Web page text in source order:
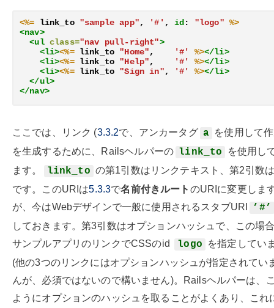
<%= link_to "sample app", '#' , id : "logo" %>
<nav>
<ul class="nav pull-right">
<li><%= link_to "Home", '#' %></li>
<li><%= link_to "Help", '#' %></li>
<li><%= link_to "Sign in", '#' %></li>
</ul>
</nav>
ここでは、リンク (3.3.2で、アンカータグ a を使用して
を生成するために、Railsヘルパーの link_to
を使用し
ます。
link_to の第1引数はリンクテキスト、第2引数
です。このURIは5.3.3で名前付きルート のURIに変更しま
が、今はWebデザインで一般に使用されるスタブURI
’#’
しておきます。第3引数はオプションハッシュで、この場
サンプルアプリのリンクでCSSのid
logo
を指定してい
(他の3つのリンクにはオプションハッシュが指定されてい
んが、必須ではないので構いません)。Railsヘルパーは、
ようにオプションのハッシュを取ることがよくあり、これ